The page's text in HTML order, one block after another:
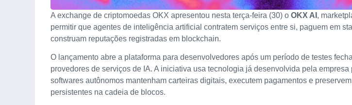
A exchange de criptomoedas OKX apresentou nesta terça-feira (30) o OKX AI ,
permitir que agentes de inteligência artificial contratem serviços entre si, paguem em
construam reputações registradas em blockchain.
O lançamento abre a plataforma para desenvolvedores após um período de testes
provedores de serviços de IA. A iniciativa usa tecnologia já desenvolvida pela empresa
softwares autônomos mantenham carteiras digitais, executem pagamentos e
persistentes na cadeia de blocos.